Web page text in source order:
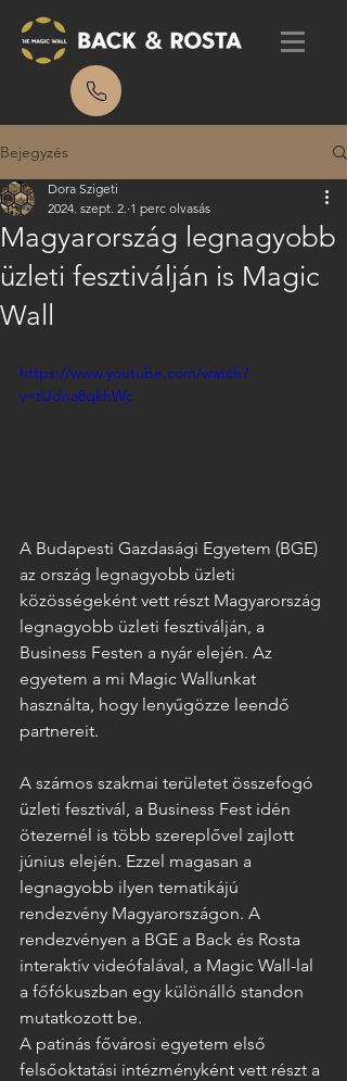
Bejegyzés
Magyarország legnagyobb
üzleti fesztiválján is Magic
Wall
Dora Szigeti
2024. szept. 2. 1 perc olvasás
https://www.youtube.com/watch?
v=tUdna8qkhWc
A Budapesti Gazdasági Egyetem (BGE)
az ország legnagyobb üzleti
közösségeként vett részt Magyarország
legnagyobb üzleti fesztiválján, a
Business Festen a nyár elején. Az
egyetem a mi Magic Wallunkat
használta, hogy lenyűgözze leendő
partnereit.
A számos szakmai területet összefogó
üzleti fesztivál, a Business Fest idén
ötezernél is több szereplővel zajlott
június elején. Ezzel magasan a
legnagyobb ilyen tematikájú
rendezvény Magyarországon. A
rendezvényen a BGE a Back és Rosta
interaktív videófalával, a Magic Wall-lal
a főfókuszban egy különálló standon
mutatkozott be.
A patinás fővárosi egyetem első
felsőoktatási intézményként vett részt a